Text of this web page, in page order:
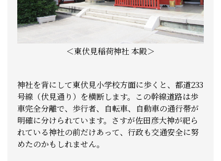
＜東伏見稲荷神社 本殿＞
神社を背にして東伏見小学校方面に歩くと、都道233
号線（伏見通り）を横断します。この幹線道路は歩
車完全分離で、歩行者、自転車、自動車の通行帯が
明確に分けられています。さすが佐田彦大神が祀ら
れている神社の前だけあって、行政も交通安全に努
めたのかもしれません。